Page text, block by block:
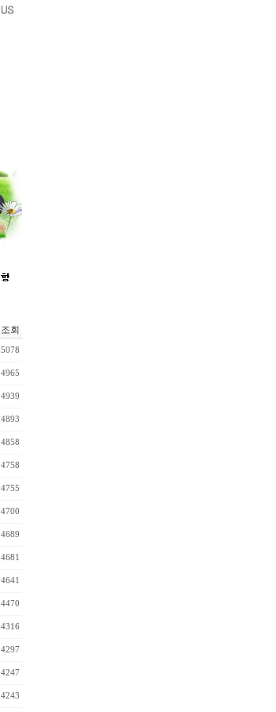
조회
5078
4965
4939
4893
4858
4758
4755
4700
4689
4681
4641
4470
4316
4297
4247
4243